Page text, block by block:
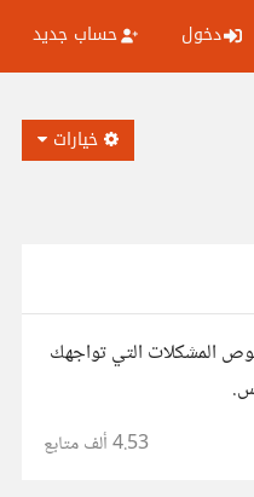
دخول حساب جديد
خيارات
المشكلات التي تواجهك
4.53 ألف متابع